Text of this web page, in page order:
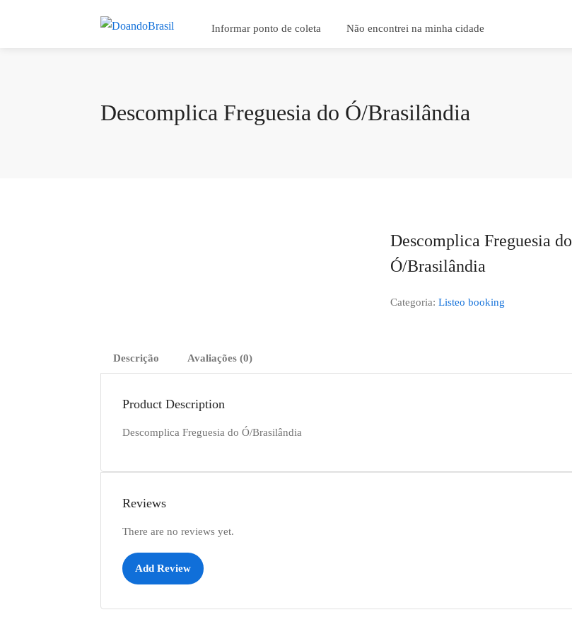
Informar ponto de coleta Não encontrei na minha cidade
Descomplica Freguesia do Ó/Brasilândia
Descomplica Freguesia do
Ó/Brasilândia
Categoria: Listeo booking
Descrição Avaliações (0)
Product Description
Descomplica Freguesia do Ó/Brasilândia
Reviews
There are no reviews yet.
Add Review